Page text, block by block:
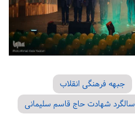
جبهه فرهنگی انقلاب
سالگرد شهادت حاج قاسم سلیمانی